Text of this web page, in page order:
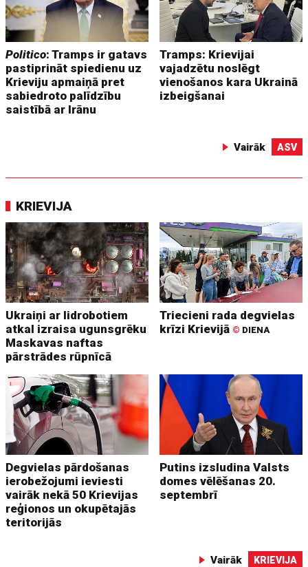
Politico: Tramps ir gatavs
pastiprināt spiedienu uz
Krieviju apmaiņā pret
sabiedroto palīdzību
saistībā ar Irānu
Tramps: Krievijai
vajadzētu noslēgt
vienošanos kara Ukrainā
izbeigšanai
Vairāk ASV
KRIEVIJA
Ukraiņi ar lidrobotiem
atkal izraisa ugunsgrēku
Maskavas naftas
pārstrādes rūpnīcā
Triecieni rada degvielas
krīzi Krievijā © DIENA
Degvielas pārdošanas
ierobežojumi ieviesti
vairāk nekā 50 Krievijas
reģionos un okupētajās
teritorijās
Putins izsludina Valsts
domes vēlēšanas 20.
septembrī
Vairāk KRIEVIJA